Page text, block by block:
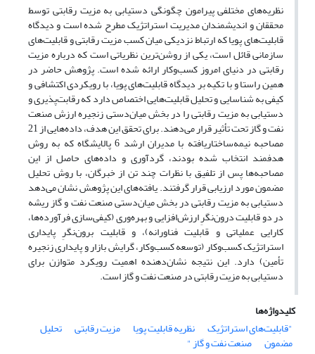
نظریه‌های مختلفی پیرامون چگونگی دستیابی به مزیت رقابتی توسط
محققان و اندیشمندان مدیریت استراتژیک مطرح شده است و دیدگاه
قابلیت‌های پویا که ارتباط نزدیکی میان کسب مزیت رقابتی و قابلیت‌های
سازمانی قائل است، یکی از روشن‌ترین نظریاتی است که درباره مزیت
رقابتی در دنیای امروز کسب‌وکار ارائه شده است. پژوهش حاضر در
همین راستا و با تکیه بر دیدگاه قابلیت‌های پویا، با رویکردی اکتشافی و
کیفی به شناسایی و تحلیل قابلیت‌هایی اختصاص دارد که رقابت‌پذیری و
دستیابی به مزیت رقابتی را در بخش میان‌دستی زنجیره ارزش صنعت
نفت و گاز تحت تأثیر قرار می‌دهند. برای تحقق این هدف، داده‌هایی از 21
مصاحبه نیمه‌ساختاریافته با مدیران ارشد 6 پالایشگاه که به روش
هدفمند انتخاب شده بودند، گردآوری و داده‌های حاصل از این
مصاحبه‌ها پس از تلفیق با نظرات چند تن از خبرگان، با روش تحلیل
مضمون مورد ارزیابی قرار گرفتند. یافته‌های این پژوهش نشان می‌دهد
دستیابی به مزیت رقابتی در بخش میان‌دستی صنعت نفت و گاز ریشه
در دو قابلیت درون‌نگرِ ارزش‌افزایی و بهره‌وری (کیفی‌سازی فرآورده‌ها،
کارایی عملیاتی و قابلیت فناورانه)، و قابلیت برون‌نگرِ پایداری
استراتژیک کسب‌وکار (توسعه کسب‌وکار، گرایش بازار و پایداری زنجیره
تأمین) دارد. این نتیجه نشان‌دهنده اهمیت رویکرد متوازن برای
دستیابی به مزیت رقابتی در صنعت نفت و گاز است.
کلیدواژه‌ها
"قابلیت‌های استراتژیک
نظریه قابلیت پویا مزیت رقابتی تحلیل
مضمون
صنعت نفت و گاز "